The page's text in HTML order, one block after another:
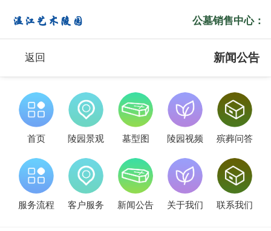
公墓销售中心：
返回 新闻公告
首页 陵园景观 墓型图 陵园视频 殡葬问答
服务流程 客户服务 新闻公告 关于我们 联系我们